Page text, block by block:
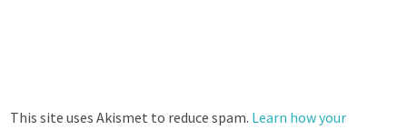
This site uses Akismet to reduce spam. Learn how your